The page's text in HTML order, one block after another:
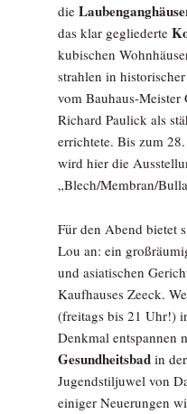
die
das klar gegliederte
kubischen
strahlen in
vom Bauhaus-Meister
Richard Paulick als
errichtete. Bis zum
wird hier die
„Blech/Membran/
Für den Abend bietet
Lou an: ein
und asiatischen
Kaufhauses Zeeck.
(freitags bis 21 Uhr!)
Denkmal entspannen
Gesundheitsbad in
Jugendstiljuwel von
einiger Neuerungen